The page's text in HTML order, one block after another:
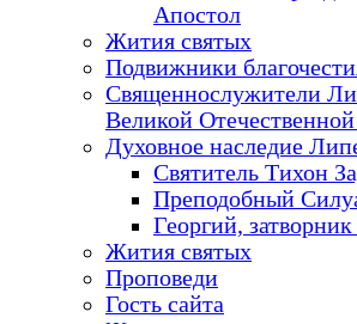
Апостол
Жития святых
Подвижники
Священнослужители
Великой
Духовное наследие
Святитель Тихон
Преподобный
Георгий,
Жития святых
Проповеди
Гость сайта